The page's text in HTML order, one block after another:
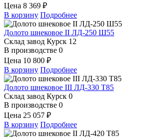
Цена 8 369 ₽
В корзину Подробнее
Долото шнековое II ЛД-250 Ш55
Склад завод Курск 12
В производстве 0
Цена 10 800 ₽
В корзину Подробнее
Долото шнековое III ЛД-330 Т85
Склад завод Курск 0
В производстве 0
Цена 25 057 ₽
В корзину Подробнее